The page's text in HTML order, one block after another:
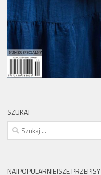
SZUKAJ
Szukaj:
NAJPOPULARNIEJSZE PRZEPISY